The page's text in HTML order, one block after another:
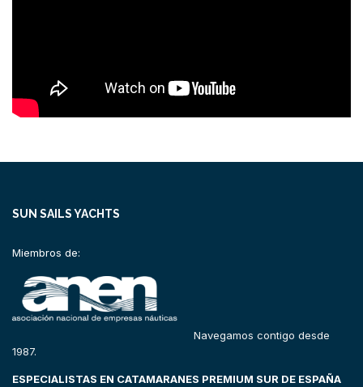
SUN SAILS YACHTS
Miembros de:
Navegamos contigo desde
1987.
ESPECIALISTAS EN CATAMARANES PREMIUM SUR DE ESPAÑA